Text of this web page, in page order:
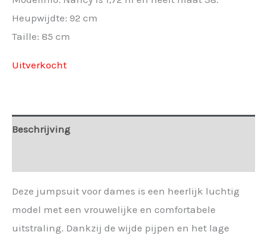
Heupwijdte: 92 cm
Taille: 85 cm
Uitverkocht
Beschrijving
Deze jumpsuit voor dames is een heerlijk luchtig
model met een vrouwelijke en comfortabele
uitstraling. Dankzij de wijde pijpen en het lage